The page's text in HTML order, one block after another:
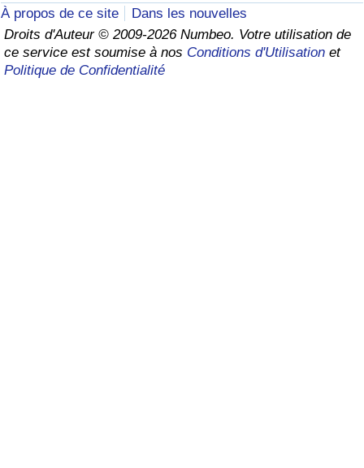
À propos de ce site
Dans les nouvelles
Droits d'Auteur © 2009-2026 Numbeo. Votre utilisation de
ce service est soumise à nos Conditions d'Utilisation et
Politique de Confidentialité
Indice de Criminalité (Actuel)
Indice de Criminalité